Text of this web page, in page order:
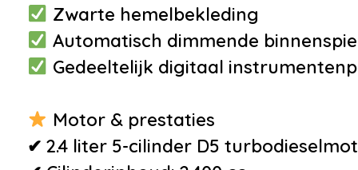
carrosseriekleur
•Centrale
deurvergrendeling met
•Dakrails
•Dimlichten automatisch
•Getint glas
Zwarte hemelbekleding
Automatisch dimmende
Gedeeltelijk digitaal
Motor & prestaties
✔ 2.4 liter 5-cilinder D5